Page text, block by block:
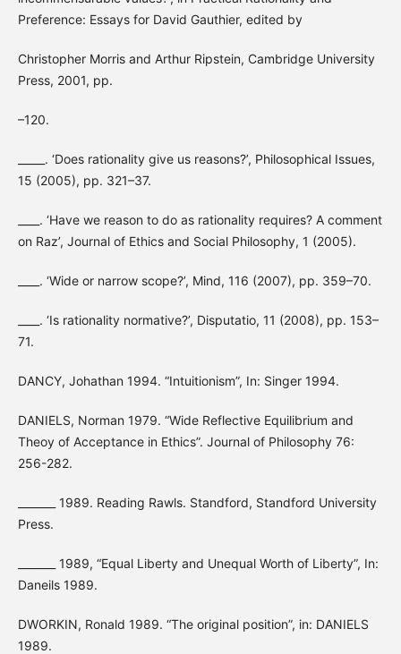
Preference: Essays for David Gauthier, edited by
Christopher Morris and Arthur Ripstein, Cambridge University
Press, 2001, pp.
–120.
_____. ‘Does rationality give us reasons?’, Philosophical Issues,
15 (2005), pp. 321–37.
____. ‘Have we reason to do as rationality requires? A comment
on Raz’, Journal of Ethics and Social Philosophy, 1 (2005).
____. ‘Wide or narrow scope?’, Mind, 116 (2007), pp. 359–70.
____. ‘Is rationality normative?’, Disputatio, 11 (2008), pp. 153–
71.
DANCY, Johathan 1994. “Intuitionism”, In: Singer 1994.
DANIELS, Norman 1979. “Wide Reflective Equilibrium and
Theoy of Acceptance in Ethics”. Journal of Philosophy 76:
256-282.
_______ 1989. Reading Rawls. Standford, Standford University
Press.
_______ 1989, “Equal Liberty and Unequal Worth of Liberty”, In:
Daneils 1989.
DWORKIN, Ronald 1989. “The original position”, in: DANIELS
1989.